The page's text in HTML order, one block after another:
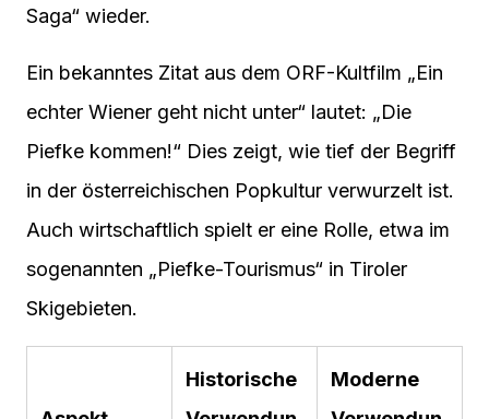
Saga“ wieder.
Ein bekanntes Zitat aus dem ORF-Kultfilm „Ein
echter Wiener geht nicht unter“ lautet: „Die
Piefke kommen!“ Dies zeigt, wie tief der Begriff
in der österreichischen Popkultur verwurzelt ist.
Auch wirtschaftlich spielt er eine Rolle, etwa im
sogenannten „Piefke-Tourismus“ in Tiroler
Skigebieten.
Historische
Moderne